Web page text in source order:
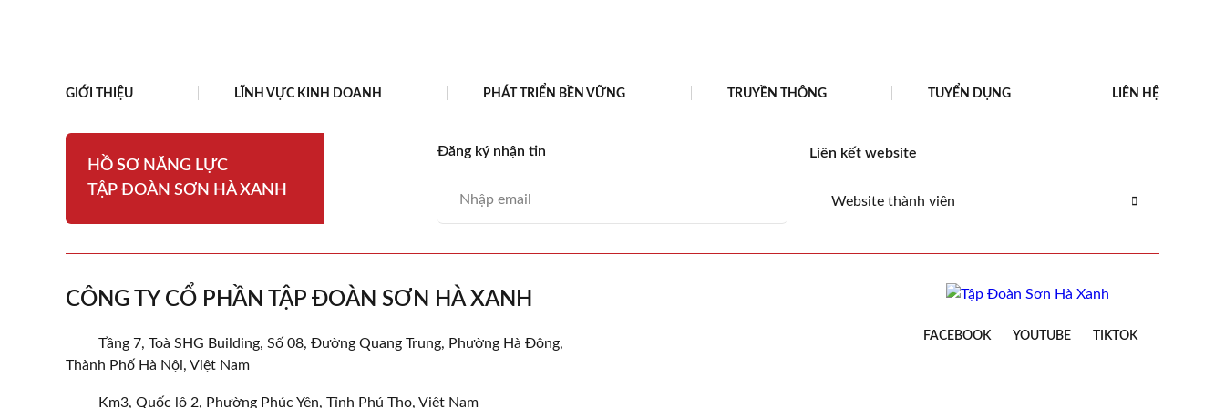
GIỚI THIỆU LĨNH VỰC KINH DOANH PHÁT TRIỂN BỀN VỮNG TRUYỀN THÔNG TUYỂN DỤNG LIÊN HỆ
HỒ SƠ NĂNG LỰC
TẬP ĐOÀN SƠN HÀ XANH
Đăng ký nhận tin Liên kết website
Website thành viên
CÔNG TY CỔ PHẦN TẬP ĐOÀN SƠN HÀ XANH
Tầng 7, Toà SHG Building, Số 08, Đường Quang Trung, Phường Hà Đông,
Thành Phố Hà Nội, Việt Nam
Km3, Quốc lộ 2, Phường Phúc Yên, Tỉnh Phú Thọ, Việt Nam
FACEBOOK YOUTUBE TIKTOK